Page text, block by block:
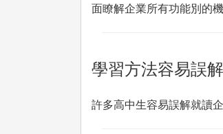
面瞭解企業所有功能別的
學習方法容易誤
許多高中生容易誤解就讀